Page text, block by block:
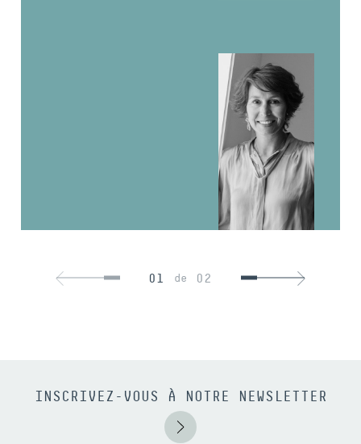
01 de 02
INSCRIVEZ-VOUS À NOTRE NEWSLETTER